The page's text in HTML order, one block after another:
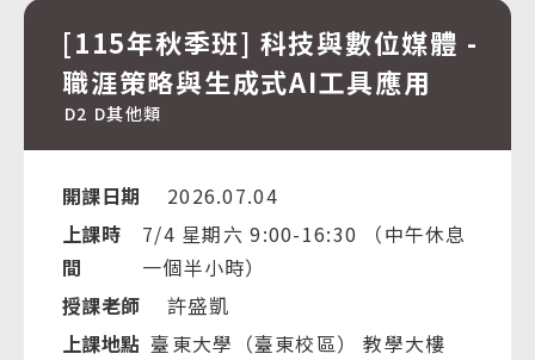
[115年秋季班] 科技與數位媒體 -
職涯策略與生成式AI工具應用
D2 D其他類
開課日期
2026.07.04
上課時
間
7/4 星期六 9:00-16:30 （中午休息
一個半小時）
授課老師
許盛凱
上課地點 臺東大學（臺東校區） 教學大樓